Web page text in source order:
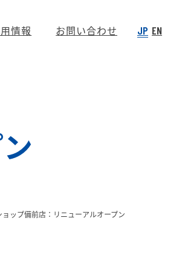
情報 お問い合わせ JP EN
ョップ備前店：リニューアルオープン